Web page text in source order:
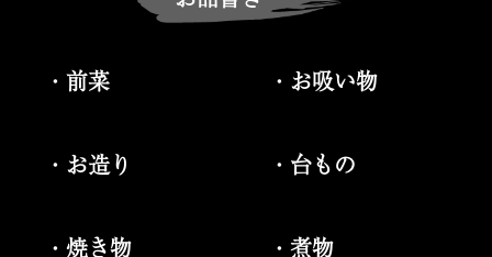
・前菜 ・お吸い物
・お造り ・台もの
・焼き物 ・煮物